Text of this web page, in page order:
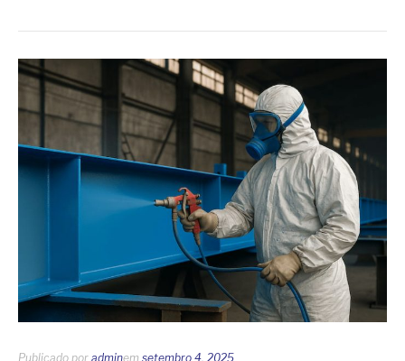
Publicado por adminem setembro 4, 2025